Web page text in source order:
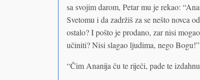
sa svojim darom, Petar mu je rekao:
Svetomu i da zadržiš za se nešto novca
ostalo? I pošto je prodano, zar nisi
učiniti? Nisi slagao ljudima, nego Bogu!”
“Čim Ananija ču te riječi, pade te